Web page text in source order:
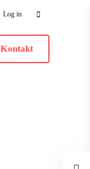
Log in Search
for:
Kontakt